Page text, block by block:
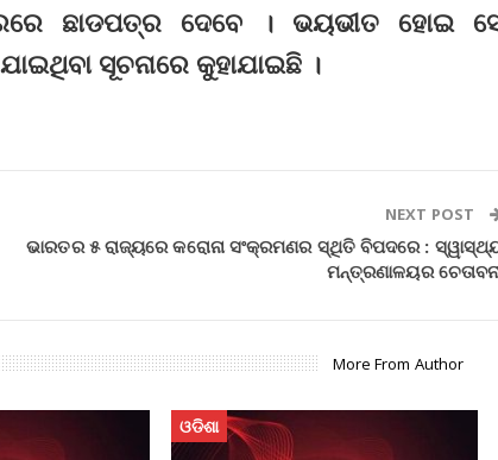
ଛାଡପତ୍ର ଦେବେ । ଭୟଭୀତ ହୋଇ
ସୂଚନାରେ କୁହାଯାଇଛି ।
NEXT POST
ଭାରତର ୫ ରାଜ୍ୟରେ କରୋନା ସଂକ୍ରମଣର ‌ସ୍ଥିତି ବିପଦରେ :
ମନ୍ତ୍ରଣାଳୟର
More From Author
ଓଡିଶା